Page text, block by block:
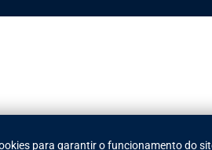
para garantir o funcionamento do